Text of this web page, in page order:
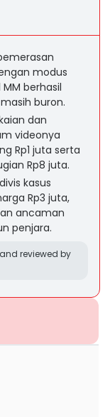
modus
berhasil
buron.
dan
videonya
Rp1 juta serta
Rp8 juta.
kasus
Rp3 juta,
ancaman
penjara.
reviewed by